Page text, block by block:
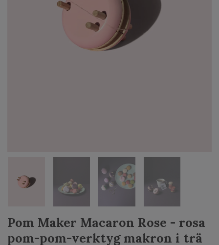
Pom Maker Macaron Rose - rosa
pom-pom-verktyg makron i trä